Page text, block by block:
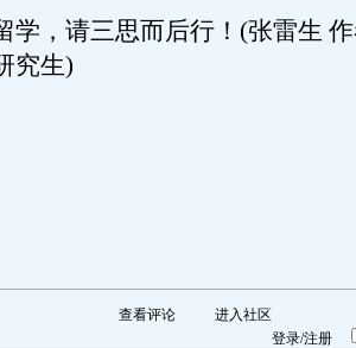
，请三思而后行！(张雷生 作
究生)
论 查看评论
进入社区
登录/注册